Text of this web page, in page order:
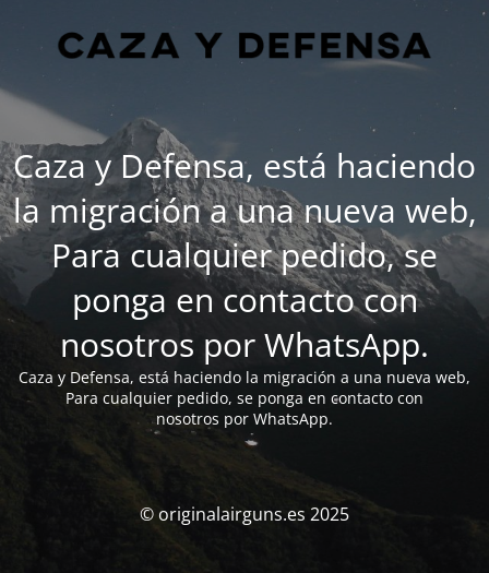
Caza y Defensa, está haciendo
la migración a una nueva web,
Para cualquier pedido, se
ponga en contacto con
nosotros por WhatsApp.
Caza y Defensa, está haciendo la migración a una nueva web,
Para cualquier pedido, se ponga en contacto con
nosotros por WhatsApp.
© originalairguns.es 2025